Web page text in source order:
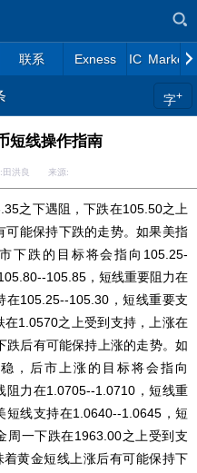
联系 Exness IC Markets
字+
短线操作指南
田洪良 来源:
之下遇阻，下跌在105.50之上
可能保持下跌的走势。如果美指
下跌的目标将会指向105.25-
105.85，短线重要阻力在
在105.25--105.30，短线重要支
1.0570之上受到支持，上涨在
跌后有可能保持上涨的走势。如
，后市上涨的目标将会指向
阻力在1.0705--1.0710，短线重
线支持在1.0640--1.0645，短
周一下跌在1963.00之上受到支
黄金短线上涨后有可能保持下